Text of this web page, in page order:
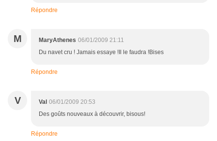
Répondre
M MaryAthenes 06/01/2009 21:11
Du navet cru ! Jamais essaye !Il le faudra !Bises
Répondre
V Val 06/01/2009 20:53
Des goûts nouveaux à découvrir, bisous!
Répondre